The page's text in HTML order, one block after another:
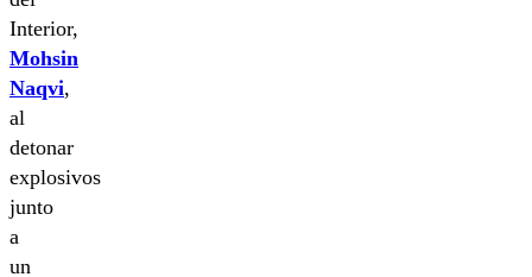
Interior,
Mohsin
Naqvi,
al
detonar
explosivos
junto
a
un